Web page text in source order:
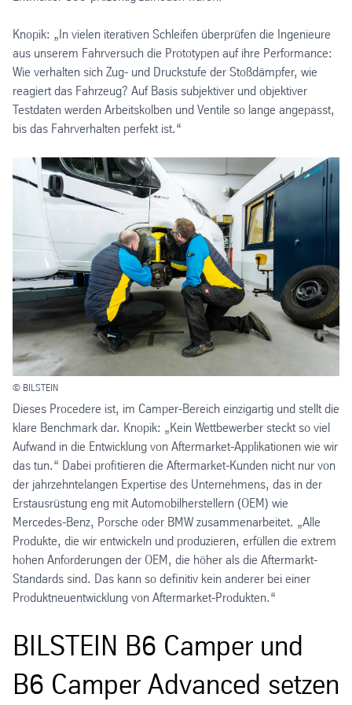
Knopik: „In vielen iterativen Schleifen überprüfen die Ingenieure
aus unserem Fahrversuch die Prototypen auf ihre Performance:
Wie verhalten sich Zug- und Druckstufe der Stoßdämpfer, wie
reagiert das Fahrzeug? Auf Basis subjektiver und objektiver
Testdaten werden Arbeitskolben und Ventile so lange angepasst,
bis das Fahrverhalten perfekt ist.“
© BILSTEIN
Dieses Procedere ist, im Camper-Bereich einzigartig und stellt die
klare Benchmark dar. Knopik: „Kein Wettbewerber steckt so viel
Aufwand in die Entwicklung von Aftermarket-Applikationen wie wir
das tun.“ Dabei profitieren die Aftermarket-Kunden nicht nur von
der jahrzehntelangen Expertise des Unternehmens, das in der
Erstausrüstung eng mit Automobilherstellern (OEM) wie
Mercedes-Benz, Porsche oder BMW zusammenarbeitet. „Alle
Produkte, die wir entwickeln und produzieren, erfüllen die extrem
hohen Anforderungen der OEM, die höher als die Aftermarkt-
Standards sind. Das kann so definitiv kein anderer bei einer
Produktneuentwicklung von Aftermarket-Produkten.“
BILSTEIN B6 Camper und
B6 Camper Advanced setzen